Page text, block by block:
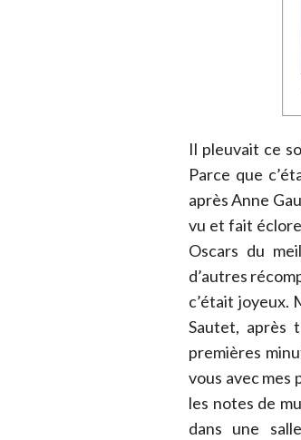
Il pleuvait ce
Parce que
après Anne
vu et fait
Oscars du
d’autres
c’était joyeux.
Sautet, après
premières
vous avec mes
les notes de
dans une